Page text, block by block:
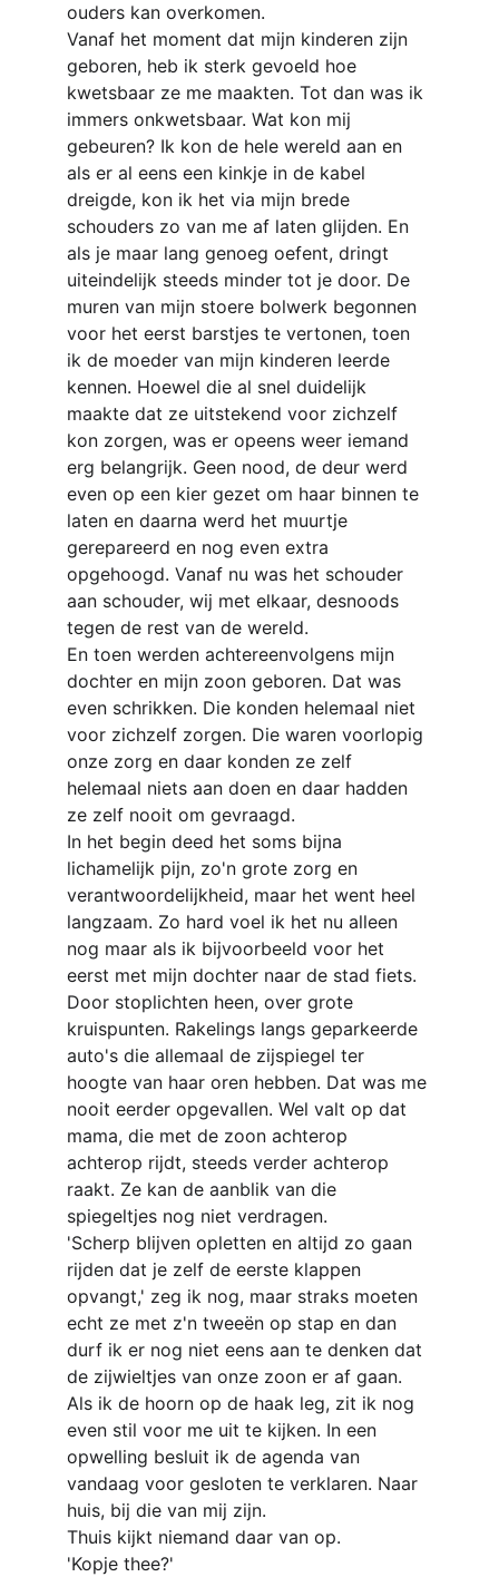
ouders kan overkomen.
Vanaf het moment dat mijn kinderen zijn
geboren, heb ik sterk gevoeld hoe
kwetsbaar ze me maakten. Tot dan was ik
immers onkwetsbaar. Wat kon mij
gebeuren? Ik kon de hele wereld aan en
als er al eens een kinkje in de kabel
dreigde, kon ik het via mijn brede
schouders zo van me af laten glijden. En
als je maar lang genoeg oefent, dringt
uiteindelijk steeds minder tot je door. De
muren van mijn stoere bolwerk begonnen
voor het eerst barstjes te vertonen, toen
ik de moeder van mijn kinderen leerde
kennen. Hoewel die al snel duidelijk
maakte dat ze uitstekend voor zichzelf
kon zorgen, was er opeens weer iemand
erg belangrijk. Geen nood, de deur werd
even op een kier gezet om haar binnen te
laten en daarna werd het muurtje
gerepareerd en nog even extra
opgehoogd. Vanaf nu was het schouder
aan schouder, wij met elkaar, desnoods
tegen de rest van de wereld.
En toen werden achtereenvolgens mijn
dochter en mijn zoon geboren. Dat was
even schrikken. Die konden helemaal niet
voor zichzelf zorgen. Die waren voorlopig
onze zorg en daar konden ze zelf
helemaal niets aan doen en daar hadden
ze zelf nooit om gevraagd.
In het begin deed het soms bijna
lichamelijk pijn, zo'n grote zorg en
verantwoordelijkheid, maar het went heel
langzaam. Zo hard voel ik het nu alleen
nog maar als ik bijvoorbeeld voor het
eerst met mijn dochter naar de stad fiets.
Door stoplichten heen, over grote
kruispunten. Rakelings langs geparkeerde
auto's die allemaal de zijspiegel ter
hoogte van haar oren hebben. Dat was me
nooit eerder opgevallen. Wel valt op dat
mama, die met de zoon achterop
achterop rijdt, steeds verder achterop
raakt. Ze kan de aanblik van die
spiegeltjes nog niet verdragen.
'Scherp blijven opletten en altijd zo gaan
rijden dat je zelf de eerste klappen
opvangt,' zeg ik nog, maar straks moeten
echt ze met z'n tweeën op stap en dan
durf ik er nog niet eens aan te denken dat
de zijwieltjes van onze zoon er af gaan.
Als ik de hoorn op de haak leg, zit ik nog
even stil voor me uit te kijken. In een
opwelling besluit ik de agenda van
vandaag voor gesloten te verklaren. Naar
huis, bij die van mij zijn.
Thuis kijkt niemand daar van op.
'Kopje thee?'